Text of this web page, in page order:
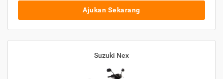
Ajukan Sekarang
Suzuki Nex